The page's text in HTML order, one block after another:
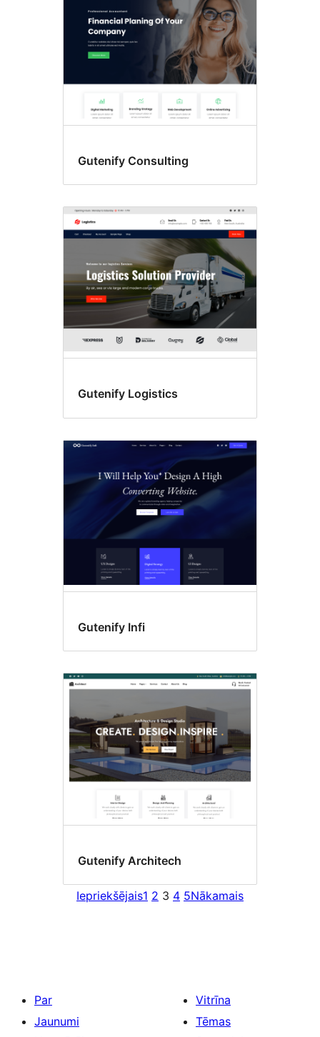
Gutenify Consulting
Gutenify Logistics
Gutenify Infi
Gutenify Architech
Iepriekšējais1 2 3 4 5Nākamais
Par
Jaunumi
Vitrīna
Tēmas